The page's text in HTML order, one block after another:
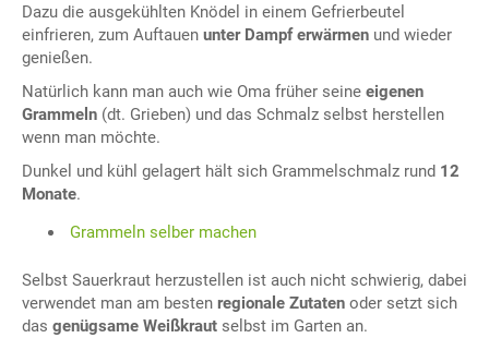
Dazu die ausgekühlten Knödel in einem Gefrierbeutel
einfrieren, zum Auftauen unter Dampf erwärmen und wieder
genießen.
Natürlich kann man auch wie Oma früher seine eigenen
Grammeln (dt. Grieben) und das Schmalz selbst herstellen
wenn man möchte.
Dunkel und kühl gelagert hält sich Grammelschmalz rund 12
Monate.
Grammeln selber machen
Selbst Sauerkraut herzustellen ist auch nicht schwierig, dabei
verwendet man am besten regionale Zutaten oder setzt sich
das genügsame Weißkraut selbst im Garten an.